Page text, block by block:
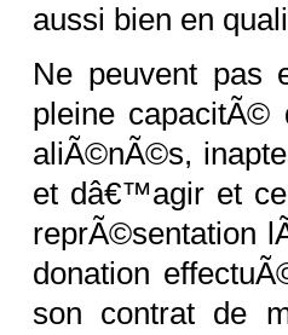
aussi bien en
Ne peuvent pas
pleine capacitÃ©
aliÃ©nÃ©s,
et dâ€™agir et
reprÃ©sentation
donation
son contrat de